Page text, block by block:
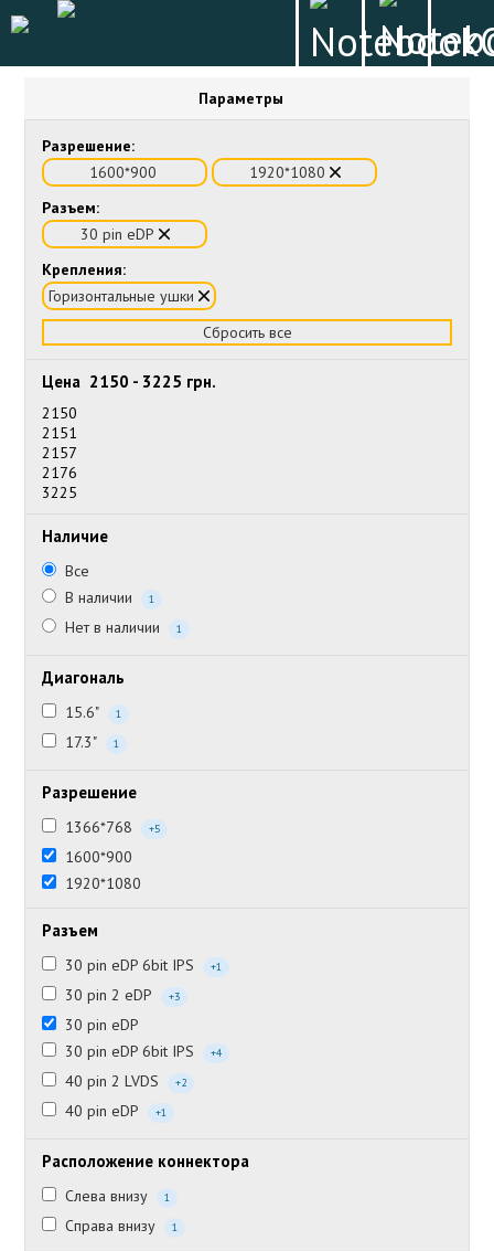
Параметры
Разрешение:
1600*900
1920*1080
Разъем:
30 pin eDP
Крепления:
Горизонтальные ушки
Сбросить все
Цена 2150 - 3225 грн.
2150
2151
2157
2176
3225
Наличие
Все
В наличии
1
Нет в наличии 1
Диагональ
15.6" 1
17.3" 1
Разрешение
1366*768 +5
1600*900
1920*1080
Разъем
30 pin eDP 6bit IPS +1
30 pin 2 eDP +3
30 pin eDP
30 pin eDP 6bit IPS
+4
40 pin 2 LVDS +2
40 pin eDP +1
Расположение коннектора
Слева внизу 1
Справа внизу 1